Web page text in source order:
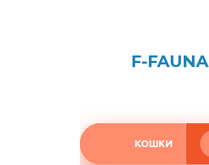
F-FAUNA
КОШКИ